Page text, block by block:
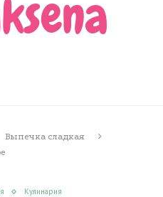
Выпечка сладкая
Кулинария